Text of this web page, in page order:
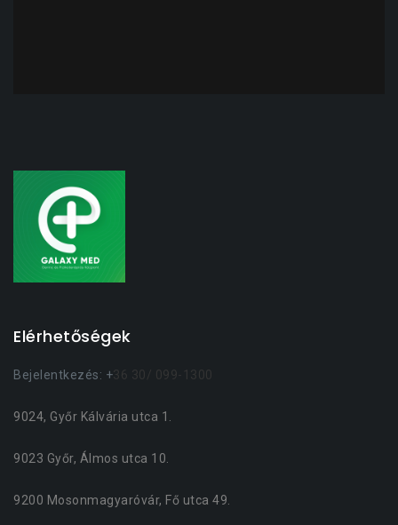
Elérhetőségek
Bejelentkezés: +36 30/ 099-1300
9024, Győr Kálvária utca 1.
9023 Győr, Álmos utca 10.
9200 Mosonmagyaróvár, Fő utca 49.